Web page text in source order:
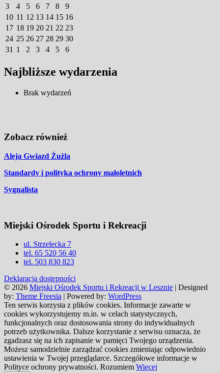
3
4 5 6 7 8
9
10 11 12 13 14 15 16
17 18 19 20 21 22 23
24 25 26 27 28 29 30
31 1 2 3 4 5 6
Najbliższe wydarzenia
Brak wydarzeń
Zobacz również
Aleja Gwiazd Żużla
Standardy i polityka ochrony małoletnich
Sygnalista
Miejski Ośrodek Sportu i Rekreacji
ul. Strzelecka 7
tel. 65 520 56 40
tel. 503 830 823
Deklaracja dostępności
© 2026 Miejski Ośrodek Sportu i Rekreacji w Lesznie | Designed
by: Theme Freesia | Powered by: WordPress
Ten serwis korzysta z plików cookies. Informacje zawarte w
cookies wykorzystujemy m.in. w celach statystycznych,
funkcjonalnych oraz dostosowania strony do indywidualnych
potrzeb użytkownika. Dalsze korzystanie z serwisu oznacza, że
zgadzasz się na ich zapisanie w pamięci Twojego urządzenia.
Możesz samodzielnie zarządzać cookies zmieniając odpowiednio
ustawienia w Twojej przeglądarce. Szczegółowe informacje w
Polityce ochrony prywatności. Rozumiem Więcej